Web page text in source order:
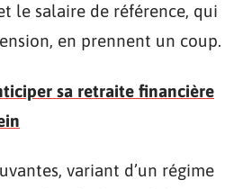
le salaire de référence, qui
en prennent un coup.
sa retraite financière
variant d’un régime